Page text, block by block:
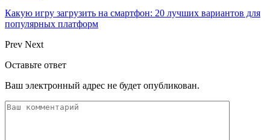
Какую игру загрузить на смартфон: 20 лучших вариантов для
популярных платформ
Prev Next
Оставьте ответ
Ваш электронный адрес не будет опубликован.